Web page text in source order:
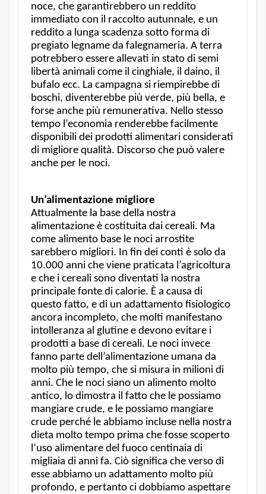
noce, che garantirebbero un reddito
immediato con il raccolto autunnale, e un
reddito a lunga scadenza sotto forma di
pregiato legname da falegnameria. A terra
potrebbero essere allevati in stato di semi
libertà animali come il cinghiale, il daino, il
bufalo ecc. La campagna si riempirebbe di
boschi, diventerebbe più verde, più bella, e
forse anche più remunerativa. Nello stesso
tempo l’economia renderebbe facilmente
disponibili dei prodotti alimentari considerati
di migliore qualità. Discorso che può valere
anche per le noci.
Un’alimentazione migliore
Attualmente la base della nostra
alimentazione è costituita dai cereali. Ma
come alimento base le noci arrostite
sarebbero migliori. In fin dei conti è solo da
10.000 anni che viene praticata l’agricoltura
e che i cereali sono diventati la nostra
principale fonte di calorie. È a causa di
questo fatto, e di un adattamento fisiologico
ancora incompleto, che molti manifestano
intolleranza al glutine e devono evitare i
prodotti a base di cereali. Le noci invece
fanno parte dell’alimentazione umana da
molto più tempo, che si misura in milioni di
anni. Che le noci siano un alimento molto
antico, lo dimostra il fatto che le possiamo
mangiare crude, e le possiamo mangiare
crude perché le abbiamo incluse nella nostra
dieta molto tempo prima che fosse scoperto
l’uso alimentare del fuoco centinaia di
migliaia di anni fa. Ciò significa che verso di
esse abbiamo un adattamento molto più
profondo, e pertanto ci dobbiamo aspettare